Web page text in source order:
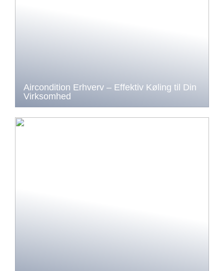
Aircondition Erhverv – Effektiv Køling til Din
Virksomhed